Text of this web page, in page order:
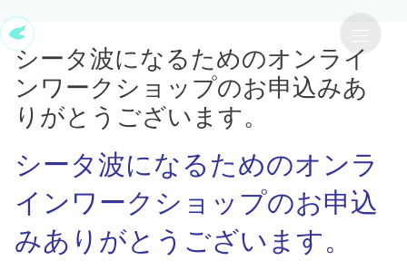
シータ波になるためのオンライ
ンワークショップのお申込みあ
りがとうございます。
シータ波になるためのオンラ
インワークショップのお申込
みありがとうございます。